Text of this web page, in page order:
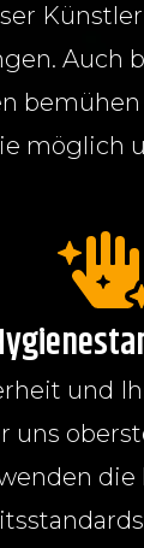
Auch
bemühen
möglich
und
uns
die